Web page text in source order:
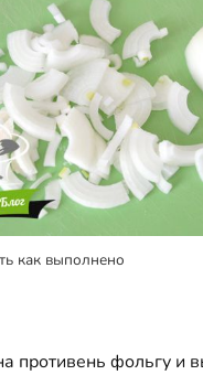
как выполнено
противень фольгу и